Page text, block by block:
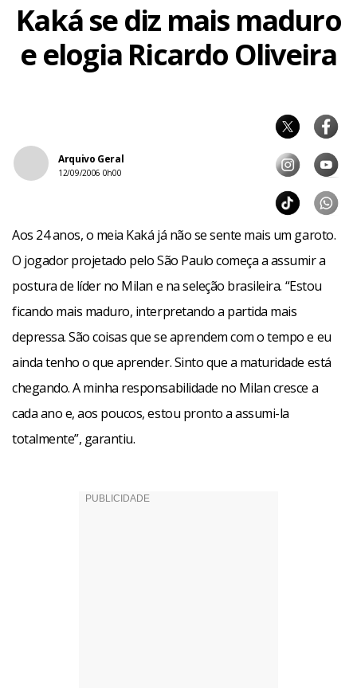
Kaká se diz mais maduro
e elogia Ricardo Oliveira
Arquivo Geral
12/09/2006 0h00
Aos 24 anos, o meia Kaká já não se sente mais um garoto.
O jogador projetado pelo São Paulo começa a assumir a
postura de líder no Milan e na seleção brasileira. “Estou
ficando mais maduro, interpretando a partida mais
depressa. São coisas que se aprendem com o tempo e eu
ainda tenho o que aprender. Sinto que a maturidade está
chegando. A minha responsabilidade no Milan cresce a
cada ano e, aos poucos, estou pronto a assumi-la
totalmente”, garantiu.